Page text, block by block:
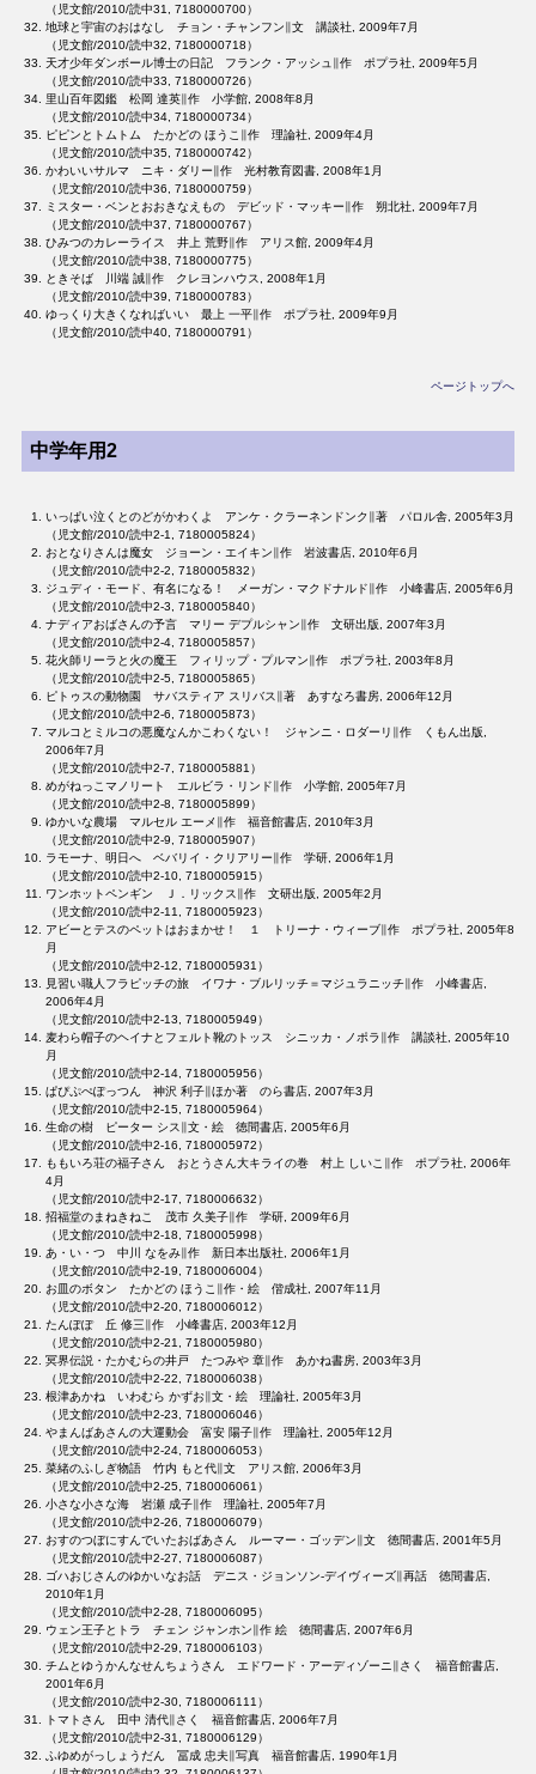
（児文館/2010/読中31, 7180000700）
地球と宇宙のおはなし チョン・チャンフン∥文 講談社, 2009年7月
（児文館/2010/読中32, 7180000718）
天才少年ダンボール博士の日記 フランク・アッシュ∥作 ポプラ社, 2009年5月
（児文館/2010/読中33, 7180000726）
里山百年図鑑 松岡 達英∥作 小学館, 2008年8月
（児文館/2010/読中34, 7180000734）
ピピンとトムトム たかどの ほうこ∥作 理論社, 2009年4月
（児文館/2010/読中35, 7180000742）
かわいいサルマ ニキ・ダリー∥作 光村教育図書, 2008年1月
（児文館/2010/読中36, 7180000759）
ミスター・ベンとおおきなえもの デビッド・マッキー∥作 朔北社, 2009年7月
（児文館/2010/読中37, 7180000767）
ひみつのカレーライス 井上 荒野∥作 アリス館, 2009年4月
（児文館/2010/読中38, 7180000775）
ときそば 川端 誠∥作 クレヨンハウス, 2008年1月
（児文館/2010/読中39, 7180000783）
ゆっくり大きくなればいい 最上 一平∥作 ポプラ社, 2009年9月
（児文館/2010/読中40, 7180000791）
ページトップへ
中学年用2
いっぱい泣くとのどがかわくよ アンケ・クラーネンドンク∥著 パロル舎, 2005年3月
（児文館/2010/読中2-1, 7180005824）
おとなりさんは魔女 ジョーン・エイキン∥作 岩波書店, 2010年6月
（児文館/2010/読中2-2, 7180005832）
ジュディ・モード、有名になる！ メーガン・マクドナルド∥作 小峰書店, 2005年6月
（児文館/2010/読中2-3, 7180005840）
ナディアおばさんの予言 マリー デプルシャン∥作 文研出版, 2007年3月
（児文館/2010/読中2-4, 7180005857）
花火師リーラと火の魔王 フィリップ・プルマン∥作 ポプラ社, 2003年8月
（児文館/2010/読中2-5, 7180005865）
ピトゥスの動物園 サバスティア スリバス∥著 あすなろ書房, 2006年12月
（児文館/2010/読中2-6, 7180005873）
マルコとミルコの悪魔なんかこわくない！ ジャンニ・ロダーリ∥作 くもん出版,
2006年7月
（児文館/2010/読中2-7, 7180005881）
めがねっこマノリート エルビラ・リンド∥作 小学館, 2005年7月
（児文館/2010/読中2-8, 7180005899）
ゆかいな農場 マルセル エーメ∥作 福音館書店, 2010年3月
（児文館/2010/読中2-9, 7180005907）
ラモーナ、明日へ ベバリイ・クリアリー∥作 学研, 2006年1月
（児文館/2010/読中2-10, 7180005915）
ワンホットペンギン Ｊ．リックス∥作 文研出版, 2005年2月
（児文館/2010/読中2-11, 7180005923）
アビーとテスのペットはおまかせ！ １ トリーナ・ウィーブ∥作 ポプラ社, 2005年8
月
（児文館/2010/読中2-12, 7180005931）
見習い職人フラピッチの旅 イワナ・ブルリッチ＝マジュラニッチ∥作 小峰書店,
2006年4月
（児文館/2010/読中2-13, 7180005949）
麦わら帽子のヘイナとフェルト靴のトッス シニッカ・ノポラ∥作 講談社, 2005年10
月
（児文館/2010/読中2-14, 7180005956）
ぱぴぷぺぽっつん 神沢 利子∥ほか著 のら書店, 2007年3月
（児文館/2010/読中2-15, 7180005964）
生命の樹 ピーター シス∥文・絵 徳間書店, 2005年6月
（児文館/2010/読中2-16, 7180005972）
ももいろ荘の福子さん おとうさん大キライの巻 村上 しいこ∥作 ポプラ社, 2006年
4月
（児文館/2010/読中2-17, 7180006632）
招福堂のまねきねこ 茂市 久美子∥作 学研, 2009年6月
（児文館/2010/読中2-18, 7180005998）
あ・い・つ 中川 なをみ∥作 新日本出版社, 2006年1月
（児文館/2010/読中2-19, 7180006004）
お皿のボタン たかどの ほうこ∥作・絵 偕成社, 2007年11月
（児文館/2010/読中2-20, 7180006012）
たんぽぽ 丘 修三∥作 小峰書店, 2003年12月
（児文館/2010/読中2-21, 7180005980）
冥界伝説・たかむらの井戸 たつみや 章∥作 あかね書房, 2003年3月
（児文館/2010/読中2-22, 7180006038）
根津あかね いわむら かずお∥文・絵 理論社, 2005年3月
（児文館/2010/読中2-23, 7180006046）
やまんばあさんの大運動会 富安 陽子∥作 理論社, 2005年12月
（児文館/2010/読中2-24, 7180006053）
菜緒のふしぎ物語 竹内 もと代∥文 アリス館, 2006年3月
（児文館/2010/読中2-25, 7180006061）
小さな小さな海 岩瀬 成子∥作 理論社, 2005年7月
（児文館/2010/読中2-26, 7180006079）
おすのつぼにすんでいたおばあさん ルーマー・ゴッデン∥文 徳間書店, 2001年5月
（児文館/2010/読中2-27, 7180006087）
ゴハおじさんのゆかいなお話 デニス・ジョンソン‐デイヴィーズ∥再話 徳間書店,
2010年1月
（児文館/2010/読中2-28, 7180006095）
ウェン王子とトラ チェン ジャンホン∥作 絵 徳間書店, 2007年6月
（児文館/2010/読中2-29, 7180006103）
チムとゆうかんなせんちょうさん エドワード・アーディゾーニ∥さく 福音館書店,
2001年6月
（児文館/2010/読中2-30, 7180006111）
トマトさん 田中 清代∥さく 福音館書店, 2006年7月
（児文館/2010/読中2-31, 7180006129）
ふゆめがっしょうだん 冨成 忠夫∥写真 福音館書店, 1990年1月